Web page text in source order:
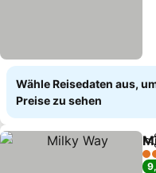
Wähle Reisedaten aus,
Preise zu sehen
2